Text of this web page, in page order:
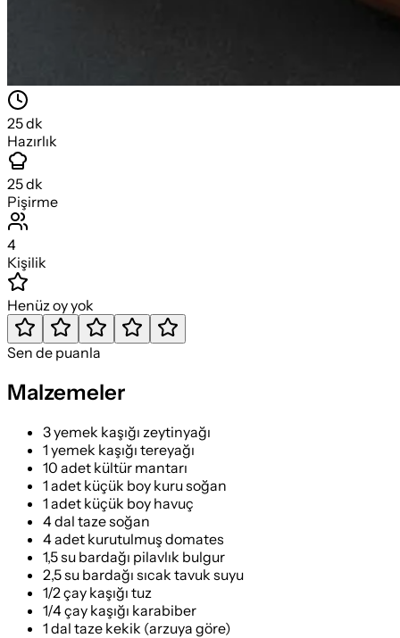
25dk
Hazırlık
25dk
Pişirme
4
Kişilik
Henüz oy yok
Sen de puanla
Malzemeler
3 yemek kaşığı zeytinyağı
1 yemek kaşığı tereyağı
10 adet kültür mantarı
1 adet küçük boy kuru soğan
1 adet küçük boy havuç
4 dal taze soğan
4 adet kurutulmuş domates
1,5 su bardağı pilavlık bulgur
2,5 su bardağı sıcak tavuk suyu
1/2 çay kaşığı tuz
1/4 çay kaşığı karabiber
1 dal taze kekik (arzuya göre)